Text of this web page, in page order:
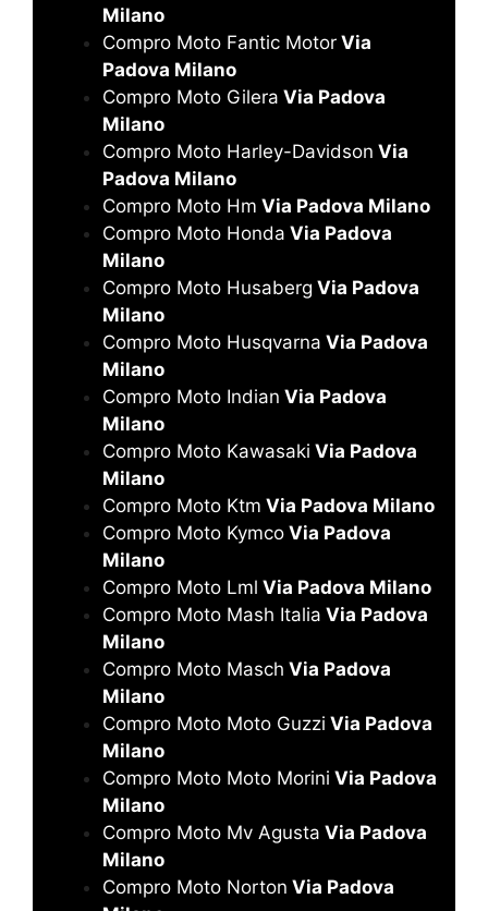
Milano
Compro Moto Fantic Motor Via
Padova Milano
Compro Moto Gilera Via Padova
Milano
Compro Moto Harley-Davidson Via
Padova Milano
Compro Moto Hm Via Padova Milano
Compro Moto Honda Via Padova
Milano
Compro Moto Husaberg Via Padova
Milano
Compro Moto Husqvarna Via Padova
Milano
Compro Moto Indian Via Padova
Milano
Compro Moto Kawasaki Via Padova
Milano
Compro Moto Ktm Via Padova Milano
Compro Moto Kymco Via Padova
Milano
Compro Moto Lml Via Padova Milano
Compro Moto Mash Italia Via Padova
Milano
Compro Moto Masch Via Padova
Milano
Compro Moto Moto Guzzi Via Padova
Milano
Compro Moto Moto Morini Via Padova
Milano
Compro Moto Mv Agusta Via Padova
Milano
Compro Moto Norton Via Padova